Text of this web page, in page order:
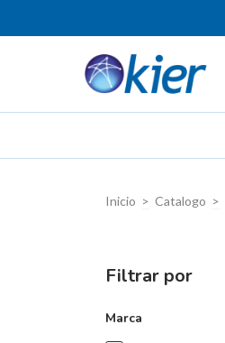
Inicio > Catalogo >
Filtrar por
Marca